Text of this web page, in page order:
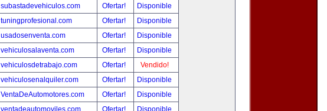
subastadevehiculos.com
Ofertar!
Disponible
tuningprofesional.com
Ofertar!
Disponible
usadosenventa.com
Ofertar!
Disponible
vehiculosalaventa.com
Ofertar!
Disponible
vehiculosdetrabajo.com
Ofertar!
Vendido!
vehiculosenalquiler.com
Ofertar!
Disponible
VentaDeAutomotores.com
Ofertar!
Disponible
ventadeautomoviles.com
Ofertar!
Disponible